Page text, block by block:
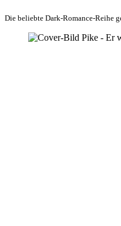
Die beliebte Dark-Romance-Reihe